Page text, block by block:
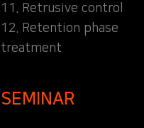
11. Retrusive control
12. Retention phase
treatment
SEMINAR